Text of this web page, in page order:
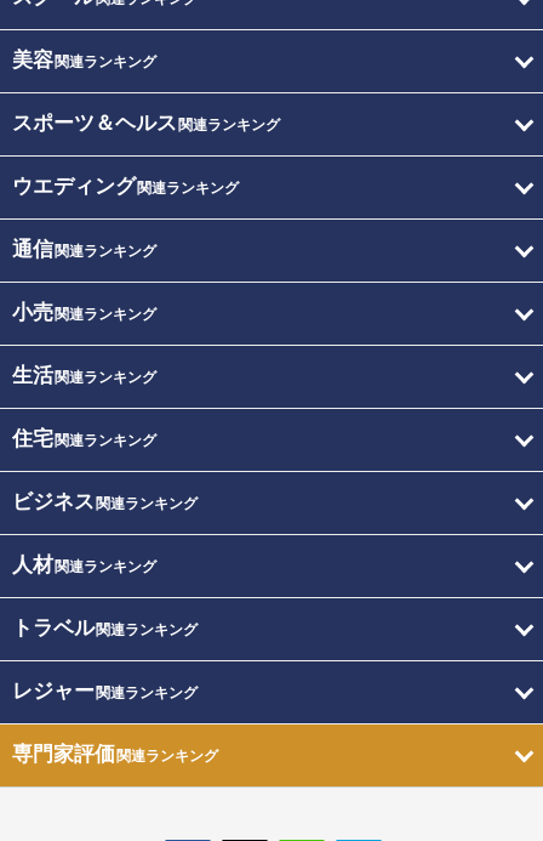
美容関連ランキング
スポーツ＆ヘルス 関連ランキング
ウエディング関連ランキング
通信関連ランキング
小売関連ランキング
生活関連ランキング
住宅関連ランキング
ビジネス 関連ランキング
人材関連ランキング
トラベル関連ランキング
レジャー関連ランキング
専門家評価関連ランキング